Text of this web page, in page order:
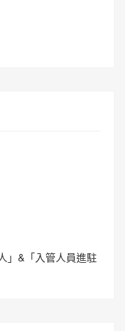
」&「入管人員進駐